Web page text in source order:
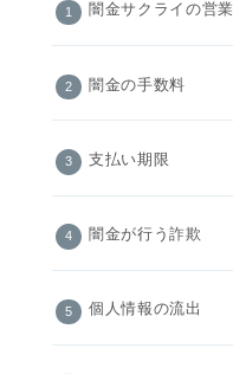
闇金サクライの営業
闇金の手数料
支払い期限
闇金が行う詐欺
個人情報の流出